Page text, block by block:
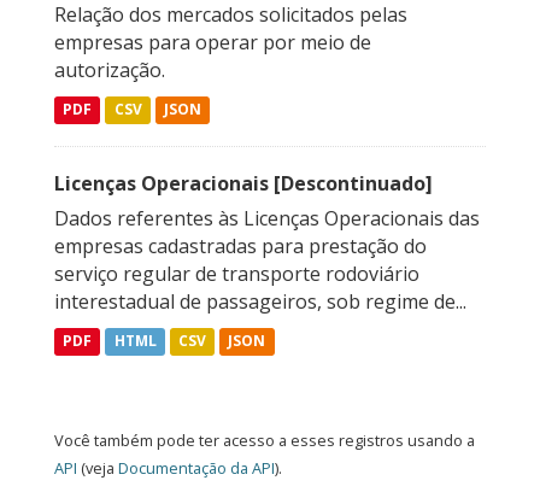
Relação dos mercados solicitados pelas
empresas para operar por meio de
autorização.
PDF CSV JSON
Licenças Operacionais [Descontinuado]
Dados referentes às Licenças Operacionais das
empresas cadastradas para prestação do
serviço regular de transporte rodoviário
interestadual de passageiros, sob regime de...
PDF HTML CSV JSON
Você também pode ter acesso a esses registros usando a
API (veja Documentação da API).